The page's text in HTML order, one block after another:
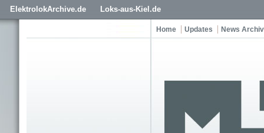
ElektrolokArchive.de Loks-aus-Kiel.de
Home Updates News Archiv